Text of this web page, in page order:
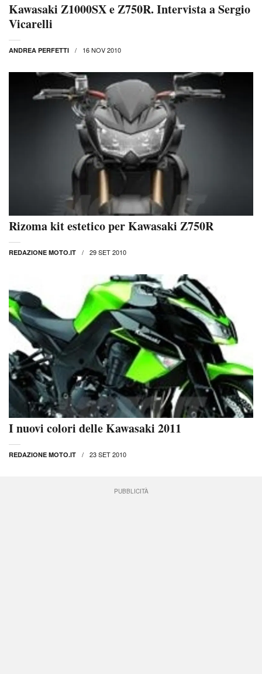
Kawasaki Z1000SX e Z750R. Intervista a Sergio
Vicarelli
ANDREA PERFETTI 16 NOV 2010
Rizoma kit estetico per Kawasaki Z750R
REDAZIONE MOTO.IT 29 SET 2010
I nuovi colori delle Kawasaki 2011
REDAZIONE MOTO.IT 23 SET 2010
PUBBLICITÀ